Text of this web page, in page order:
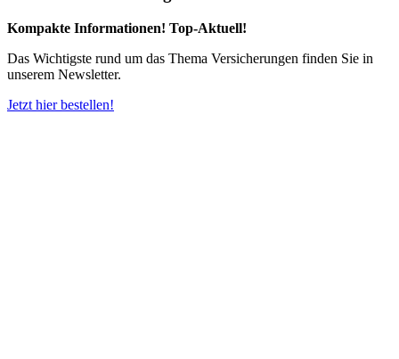
Kompakte Informationen! Top-Aktuell!
Das Wichtigste rund um das Thema Versicherungen finden Sie in
unserem Newsletter.
Jetzt hier bestellen!